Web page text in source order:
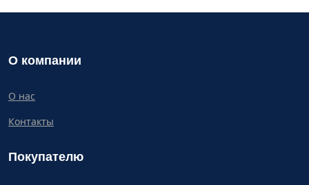
О компании
О нас
Контакты
Покупателю